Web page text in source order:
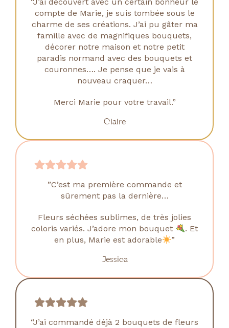
compte de Marie, je suis tombée sous le
charme de ses créations. J’ai pu gâter ma
famille avec de magnifiques bouquets,
décorer notre maison et notre petit
paradis normand avec des bouquets et
couronnes…. Je pense que je vais à
nouveau craquer…
Merci Marie pour votre travail.”
Claire
”C’est ma première commande et
sûrement pas la dernière…
Fleurs séchées sublimes, de très jolies
coloris variés. J’adore mon bouquet
. Et
en plus, Marie est adorable
”
Jessica
“J’ai commandé déjà 2 bouquets de fleurs